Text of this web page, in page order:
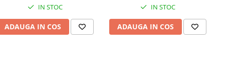
IN STOC
ADAUGA IN COS
IN STOC
ADAUGA IN COS